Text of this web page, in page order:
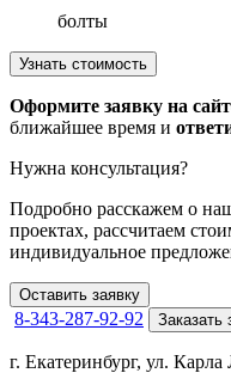
болты
Узнать стоимость
Оформите заявку на
ближайшее время и
Нужна консультация?
Подробно расскажем о
проектах, рассчитаем
индивидуальное
Оставить заявку
8-343-287-92-92 Заказать
г. Екатеринбург, ул.